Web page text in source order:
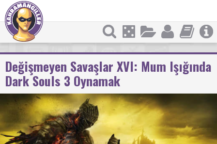
Değişmeyen Savaşlar XVI: Mum Işığında
Dark Souls 3 Oynamak